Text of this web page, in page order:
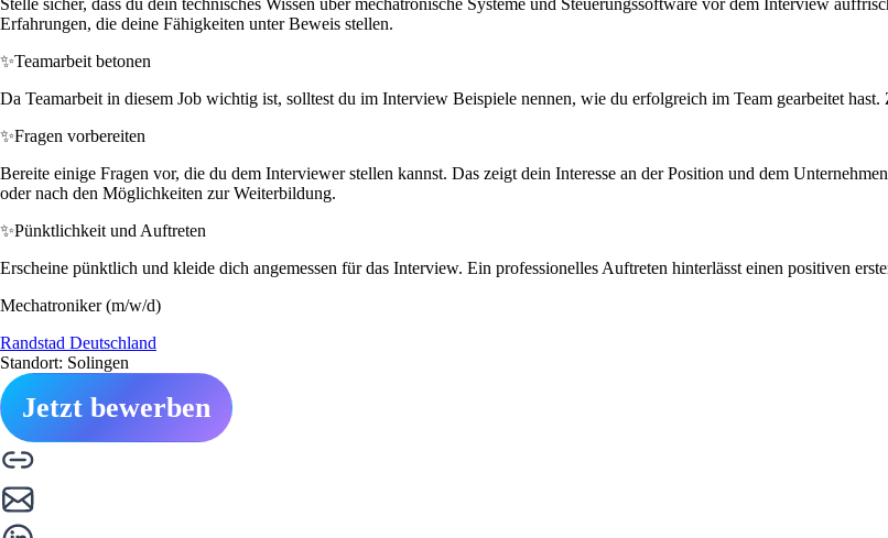
Erfahrungen, die deine Fähigkeiten unter Beweis stellen.
✨Teamarbeit betonen
Da Teamarbeit in diesem Job wichtig ist, solltest du im Interview Beispiele nennen, wie du erfolgreich im Team gearbeitet
✨Fragen vorbereiten
Bereite einige Fragen vor, die du dem Interviewer stellen kannst. Das zeigt dein Interesse an der Position und dem
oder nach den Möglichkeiten zur Weiterbildung.
✨Pünktlichkeit und Auftreten
Erscheine pünktlich und kleide dich angemessen für das Interview. Ein professionelles Auftreten hinterlässt einen positiven
Mechatroniker (m/w/d)
Randstad Deutschland
Standort: Solingen
Jetzt bewerben